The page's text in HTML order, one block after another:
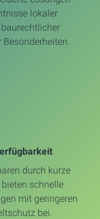
lokaler
durch kurze
schnelle
mit geringeren
bei.